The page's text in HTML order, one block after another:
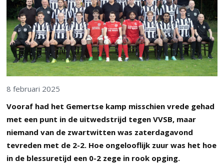
8 februari 2025
Vooraf had het Gemertse kamp misschien vrede gehad
met een punt in de uitwedstrijd tegen VVSB, maar
niemand van de zwartwitten was zaterdagavond
tevreden met de 2-2. Hoe ongelooflijk zuur was het hoe
in de blessuretijd een 0-2 zege in rook opging.